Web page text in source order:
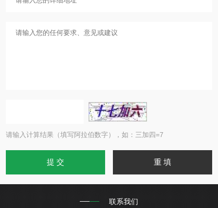
请输入计算结果（填写阿拉伯数字），如：三加四=7
联系我们